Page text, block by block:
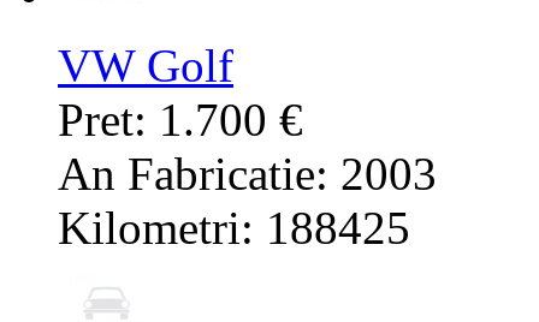
VW Golf
Pret: 1.700 €
An Fabricatie: 2003
Kilometri: 188425